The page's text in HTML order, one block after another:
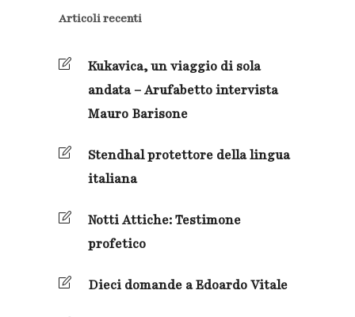
Articoli recenti
Kukavica, un viaggio di sola
andata – Arufabetto intervista
Mauro Barisone
Stendhal protettore della lingua
italiana
Notti Attiche: Testimone
profetico
Dieci domande a Edoardo Vitale